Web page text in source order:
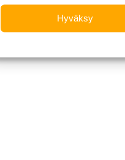
Hyväksy